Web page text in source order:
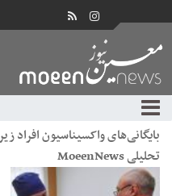
تحلیلی MoeenNews